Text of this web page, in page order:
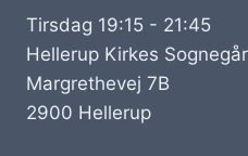
Tirsdag 19:15 - 21:45
Hellerup Kirkes
Margrethevej 7B
2900 Hellerup